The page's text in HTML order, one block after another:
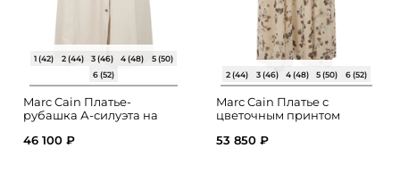
1 (42) 2 (44) 3 (46) 4 (48)
5 (50)
6 (52)
Marc Cain Платье-
рубашка А-силуэта на
46 100 ₽
2 (44) 3 (46) 4 (48) 5 (50) 6 (52)
Marc Cain Платье с
цветочным принтом
53 850 ₽